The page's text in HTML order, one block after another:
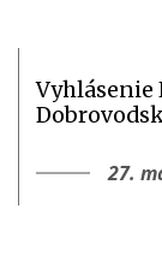
Vyhlásenie
27.